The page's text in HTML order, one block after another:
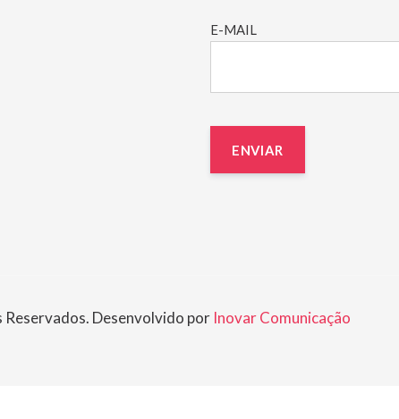
E-MAIL
Desenvolvido por Inovar Comunicação